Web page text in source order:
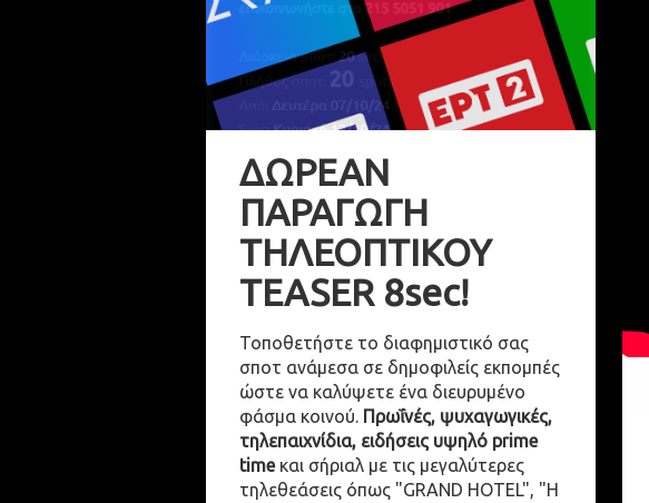
ΔΩΡΕΑΝ
ΠΑΡΑΓΩΓΗ
ΤΗΛΕΟΠΤΙΚΟΥ
TEASER 8sec!
Τοποθετήστε το διαφημιστικό σας
σποτ ανάμεσα σε δημοφιλείς εκπομπές
ώστε να καλύψετε ένα διευρυμένο
φάσμα κοινού. Πρωΐνές, ψυχαγωγικές,
τηλεπαιχνίδια, ειδήσεις υψηλό prime
timeκαι σήριαλ με τις μεγαλύτερες
τηλεθεάσεις όπως "GRAND HOTEL", "Η